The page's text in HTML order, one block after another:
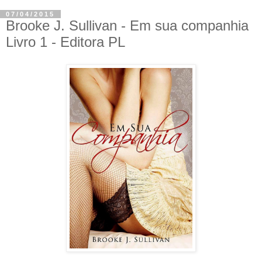
07/04/2015
Brooke J. Sullivan - Em sua companhia
Livro 1 - Editora PL